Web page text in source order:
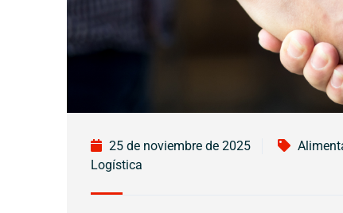
25 de noviembre de 2025
Logística